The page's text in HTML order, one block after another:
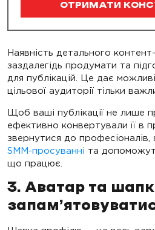
ОТРИМАТИ
Наявність детального
заздалегідь продумати та
для публікацій. Це дає
цільової аудиторії тільки
Щоб ваші публікації не лише
ефективно конвертували її в
звернутися до професіоналів,
SMM-просуванні та
що працює.
3. Аватар та